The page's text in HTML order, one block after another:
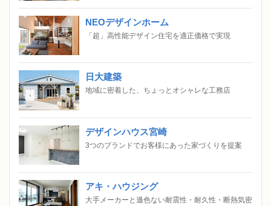
NEOデザインホーム
「超」高性能デザイン住宅を適正価格で実現
日大建築
地域に密着した、ちょっとオシャレな工務店
デザインハウス宮崎
3つのブランドでお客様にあった家づくりを提案
アキ・ハウジング
大手メーカーと遜色ない耐震性・耐久性・断熱気密